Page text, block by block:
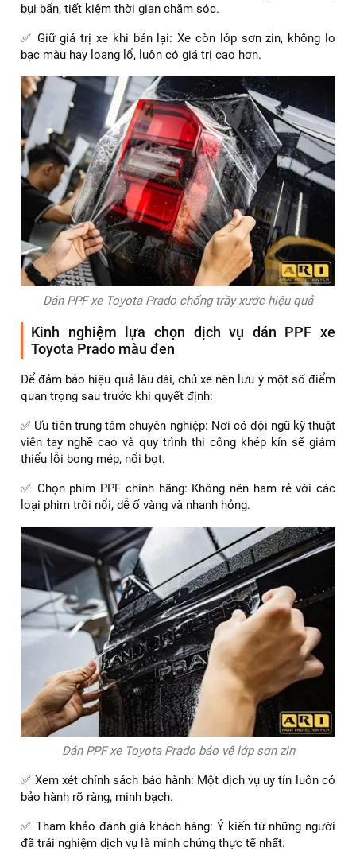
bụi bẩn, tiết kiệm thời gian chăm sóc.
✅ Giữ giá trị xe khi bán lại: Xe còn lớp sơn zin, không lo
bạc màu hay loang lổ, luôn có giá trị cao hơn.
Dán PPF xe Toyota Prado chống trầy xước hiệu quả
Kinh nghiệm lựa chọn dịch vụ dán PPF xe
Toyota Prado màu đen
Để đảm bảo hiệu quả lâu dài, chủ xe nên lưu ý một số điểm
quan trọng sau trước khi quyết định:
✅ Ưu tiên trung tâm chuyên nghiệp: Nơi có đội ngũ kỹ thuật
viên tay nghề cao và quy trình thi công khép kín sẽ giảm
thiểu lỗi bong mép, nổi bọt.
✅ Chọn phim PPF chính hãng: Không nên ham rẻ với các
loại phim trôi nổi, dễ ố vàng và nhanh hỏng.
Dán PPF xe Toyota Prado bảo vệ lớp sơn zin
✅ Xem xét chính sách bảo hành: Một dịch vụ uy tín luôn có
bảo hành rõ ràng, minh bạch.
✅ Tham khảo đánh giá khách hàng: Ý kiến từ những người
đã trải nghiệm dịch vụ là minh chứng thực tế nhất.